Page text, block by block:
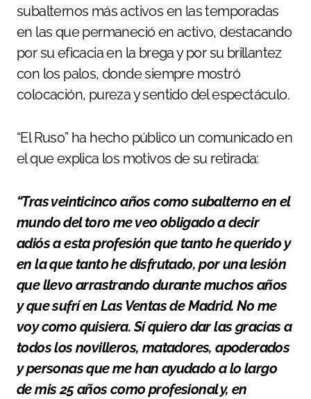
subalternos más activos en las temporadas
en las que permaneció en activo, destacando
por su eficacia en la brega y por su brillantez
con los palos, donde siempre mostró
colocación, pureza y sentido del espectáculo.
“El Ruso” ha hecho público un comunicado en
el que explica los motivos de su retirada:
“Tras veinticinco años como subalterno en el
mundo del toro me veo obligado a decir
adiós a esta profesión que tanto he querido y
en la que tanto he disfrutado, por una lesión
que llevo arrastrando durante muchos años
y que sufrí en Las Ventas de Madrid. No me
voy como quisiera. Sí quiero dar las gracias a
todos los novilleros, matadores, apoderados
y personas que me han ayudado a lo largo
de mis 25 años como profesional y, en